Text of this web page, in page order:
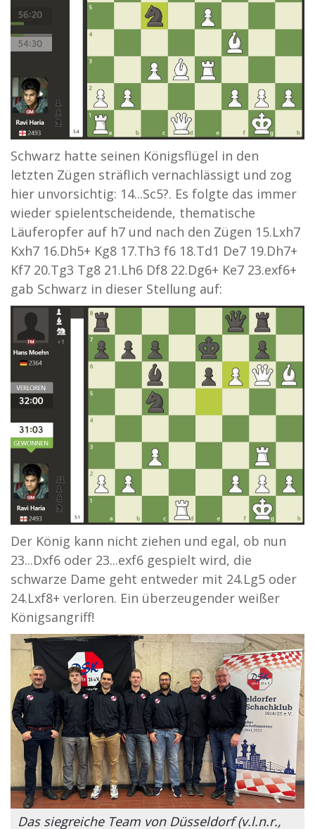
Schwarz hatte seinen Königsflügel in den
letzten Zügen sträflich vernachlässigt und zog
hier unvorsichtig: 14...Sc5?. Es folgte das immer
wieder spielentscheidende, thematische
Läuferopfer auf h7 und nach den Zügen 15.Lxh7
Kxh7 16.Dh5+ Kg8 17.Th3 f6 18.Td1 De7 19.Dh7+
Kf7 20.Tg3 Tg8 21.Lh6 Df8 22.Dg6+ Ke7 23.exf6+
gab Schwarz in dieser Stellung auf:
Der König kann nicht ziehen und egal, ob nun
23...Dxf6 oder 23...exf6 gespielt wird, die
schwarze Dame geht entweder mit 24.Lg5 oder
24.Lxf8+ verloren. Ein überzeugender weißer
Königsangriff!
Das siegreiche Team von Düsseldorf (v.l.n.r.,